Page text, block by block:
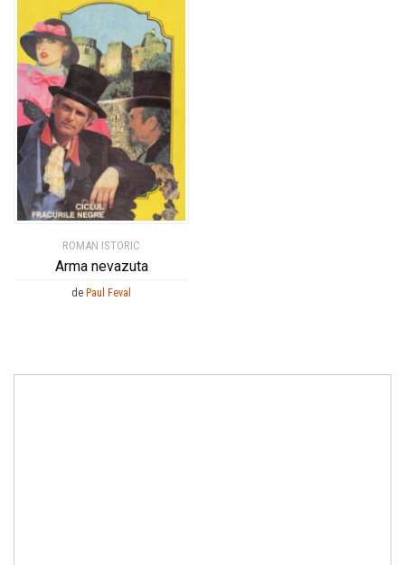
ROMAN ISTORIC
Arma nevazuta
de Paul Feval